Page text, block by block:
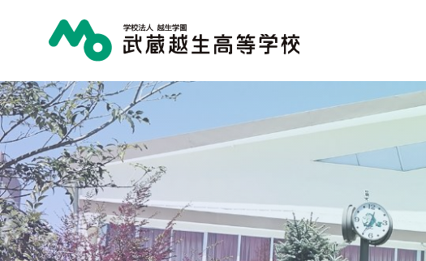
学校紹介
学校概要
スクールミッション
新制服紹介
施設・設備紹介